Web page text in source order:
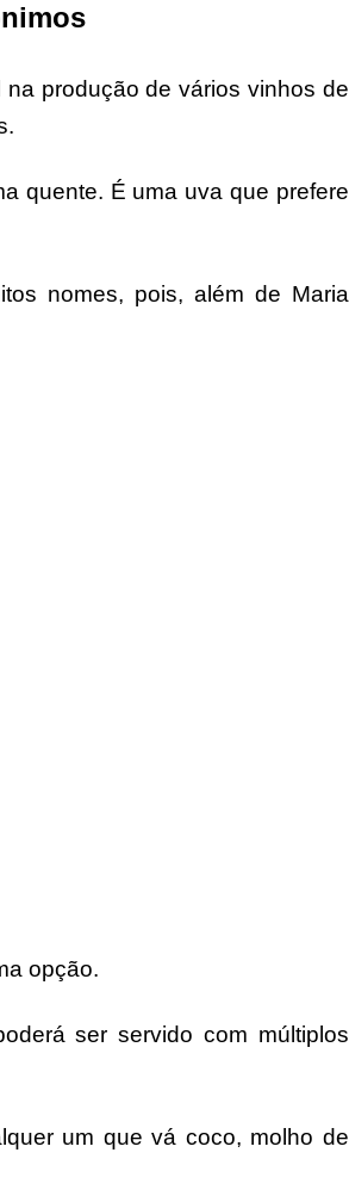
produção de vários vinhos de
quente. É uma uva que prefere
nomes, pois, além de Maria
opção.
ser servido com múltiplos
um que vá coco, molho de